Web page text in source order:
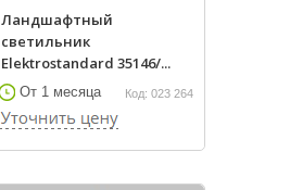
Ландшафтный
светильник
Elektrostandard 35146/...
От 1 месяца Код: 023 264